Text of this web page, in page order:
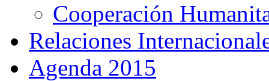
Cooperación
Relaciones
Agenda 2015